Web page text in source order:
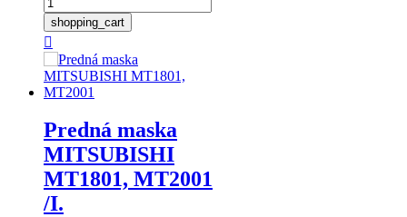
shopping_cart

Predná maska
MITSUBISHI
MT1801, MT2001
/I.